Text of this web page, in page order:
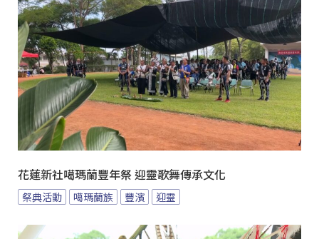
花蓮新社噶瑪蘭豐年祭 迎靈歌舞傳承文化
祭典活動 噶瑪蘭族 豐濱 迎靈